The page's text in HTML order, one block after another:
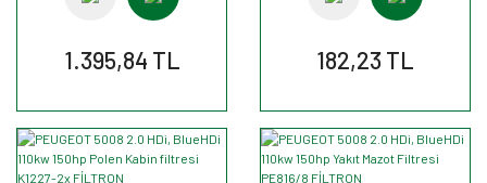
1.395,84 TL 182,23 TL